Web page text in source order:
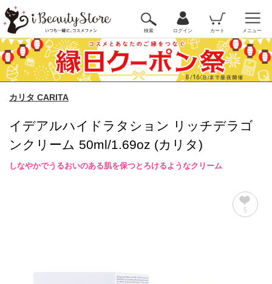
検索 ログイン カート メニュー
カリタ CARITA
イデアルハイドラタション リッチデラゴ
ンクリーム 50ml/1.69oz (カリタ)
しなやかでうるおいのある肌を保つとろけるようなクリーム
5